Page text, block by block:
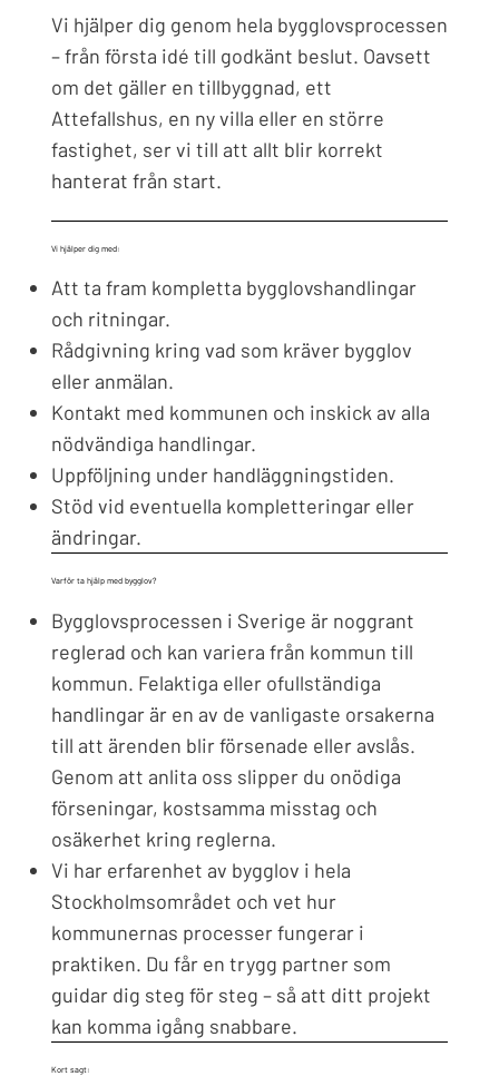
Vi hjälper dig genom hela bygglovsprocessen
– från första idé till godkänt beslut. Oavsett
om det gäller en tillbyggnad, ett
Attefallshus, en ny villa eller en större
fastighet, ser vi till att allt blir korrekt
hanterat från start.
Vi hjälper dig med:
Att ta fram kompletta bygglovshandlingar
och ritningar.
Rådgivning kring vad som kräver bygglov
eller anmälan.
Kontakt med kommunen och inskick av alla
nödvändiga handlingar.
Uppföljning under handläggningstiden.
Stöd vid eventuella kompletteringar eller
ändringar.
Varför ta hjälp med bygglov?
Bygglovsprocessen i Sverige är noggrant
reglerad och kan variera från kommun till
kommun. Felaktiga eller ofullständiga
handlingar är en av de vanligaste orsakerna
till att ärenden blir försenade eller avslås.
Genom att anlita oss slipper du onödiga
förseningar, kostsamma misstag och
osäkerhet kring reglerna.
Vi har erfarenhet av bygglov i hela
Stockholmsområdet och vet hur
kommunernas processer fungerar i
praktiken. Du får en trygg partner som
guidar dig steg för steg – så att ditt projekt
kan komma igång snabbare.
Kort sagt: